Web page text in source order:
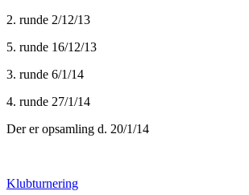
2. runde 2/12/13
5. runde 16/12/13
3. runde 6/1/14
4. runde 27/1/14
Der er opsamling d. 20/1/14
Klubturnering